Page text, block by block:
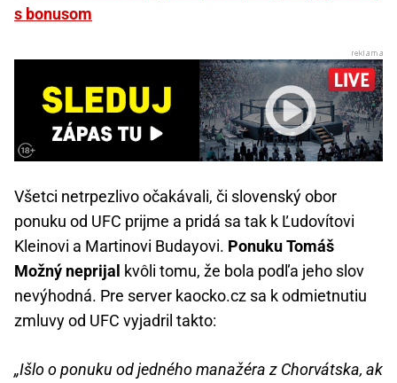
s bonusom
Všetci netrpezlivo očakávali, či slovenský obor
ponuku od UFC prijme a pridá sa tak k Ľudovítovi
Kleinovi a Martinovi Budayovi. Ponuku Tomáš
Možný neprijal kvôli tomu, že bola podľa jeho slov
nevýhodná. Pre server kaocko.cz sa k odmietnutiu
zmluvy od UFC vyjadril takto:
„Išlo o ponuku od jedného manažéra z Chorvátska, ak